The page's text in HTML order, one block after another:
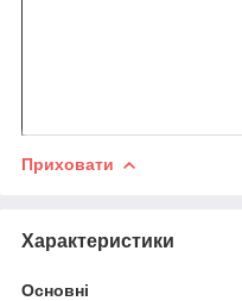
Приховати
Характеристики
Основні